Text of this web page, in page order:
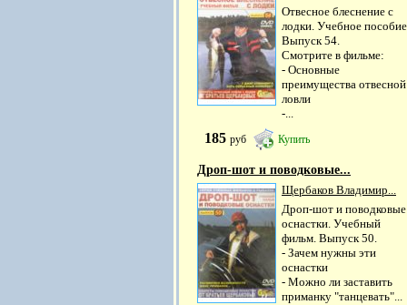
Отвесное блеснение с
лодки. Учебное
Выпуск 54.
Смотрите в фильме:
- Основные
преимущества отвесной
ловли
-...
185 руб Купить
Дроп-шот и поводковые...
Щербаков Владимир...
Дроп-шот и поводковые
оснастки. Учебный
фильм. Выпуск 50.
- Зачем нужны эти
оснастки
- Можно ли заставить
приманку "танцевать"...